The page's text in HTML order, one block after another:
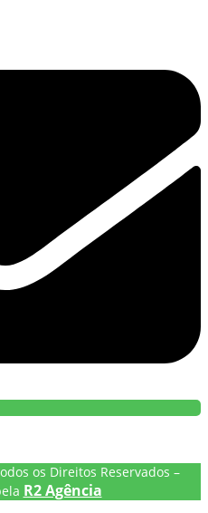
os Direitos Reservados –
R2 Agência